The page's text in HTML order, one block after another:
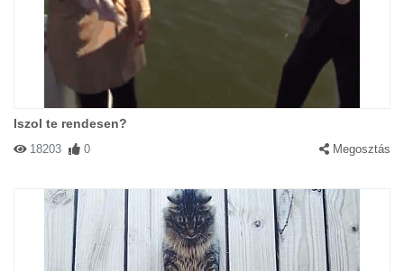
Iszol te rendesen?
18203 0 Megosztás